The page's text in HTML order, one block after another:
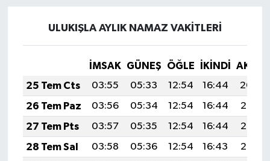
ULUKIŞLA AYLIK NAMAZ VAKITLERI
İMSAK GÜNEŞ ÖĞLE İKINDI
25 Tem Cts
03:55 05:33 12:54 16:44
20:04
26 Tem Paz
03:56 05:34 12:54 16:44
20:03
27 Tem Pts
03:57 05:35 12:54 16:44
20:03
28 Tem Sal
03:58 05:36 12:54 16:43
20:02